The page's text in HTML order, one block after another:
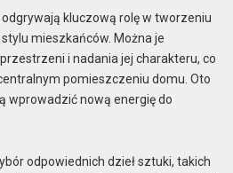
kluczową rolę w tworzeniu
mieszkańców. Można je
i nadania jej charakteru, co
pomieszczeniu domu. Oto
wprowadzić nową energię do
odpowiednich dzieł sztuki, takich